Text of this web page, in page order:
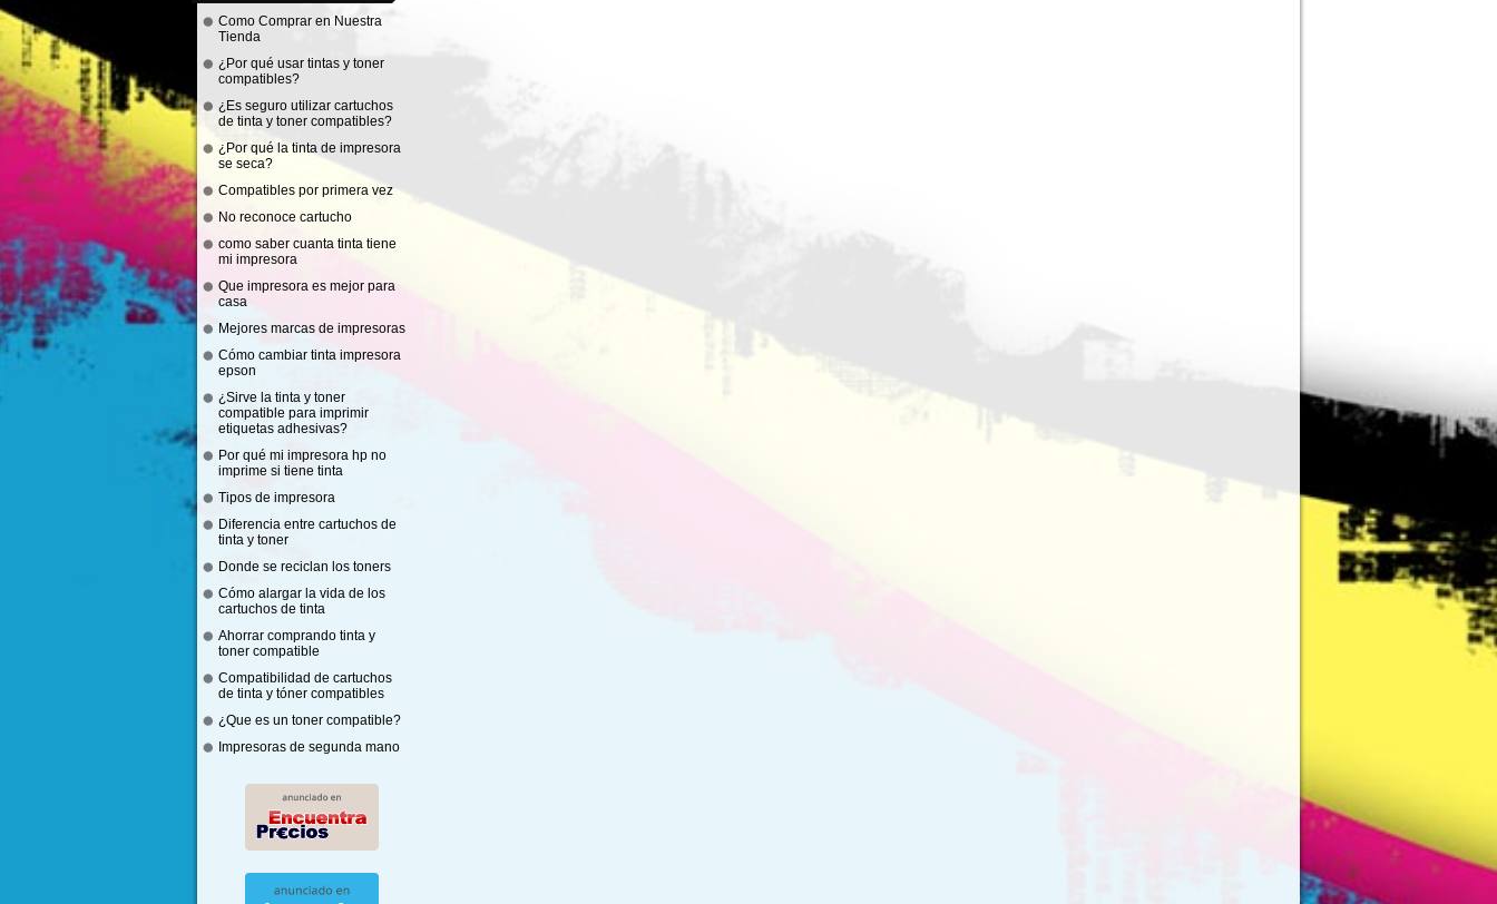
Como Comprar en Nuestra
Tienda
¿Por qué usar tintas y toner
compatibles?
¿Es seguro utilizar cartuchos
de tinta y toner compatibles?
¿Por qué la tinta de impresora
se seca?
Compatibles por primera vez
No reconoce cartucho
como saber cuanta tinta tiene
mi impresora
Que impresora es mejor para
casa
Mejores marcas de impresoras
Cómo cambiar tinta impresora
epson
¿Sirve la tinta y toner
compatible para imprimir
etiquetas adhesivas?
Por qué mi impresora hp no
imprime si tiene tinta
Tipos de impresora
Diferencia entre cartuchos de
tinta y toner
Donde se reciclan los toners
Cómo alargar la vida de los
cartuchos de tinta
Ahorrar comprando tinta y
toner compatible
Compatibilidad de cartuchos
de tinta y tóner compatibles
¿Que es un toner compatible?
Impresoras de segunda mano